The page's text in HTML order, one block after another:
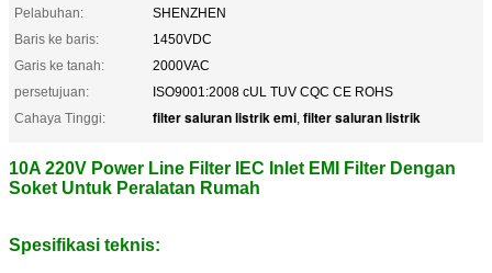
Pelabuhan:
SHENZHEN
Baris ke baris:
1450VDC
Garis ke tanah:
2000VAC
persetujuan:
ISO9001:2008 cUL TUV CQC CE ROHS
Cahaya Tinggi:
filter saluran listrik emi, filter saluran listrik
10A 220V Power Line Filter IEC Inlet EMI Filter Dengan
Soket Untuk Peralatan Rumah
Spesifikasi teknis: